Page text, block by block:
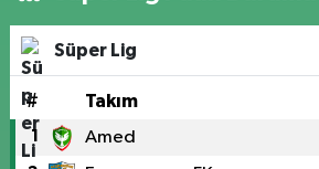
Süper Lig
# Takım
1 Amed